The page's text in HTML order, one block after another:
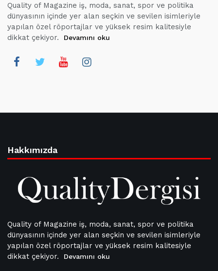
Quality of Magazine iş, moda, sanat, spor ve politika
dünyasının içinde yer alan seçkin ve sevilen isimleriyle
yapılan özel röportajlar ve yüksek resim kalitesiyle
dikkat çekiyor.
Devamını oku
Hakkımızda
Quality of Magazine iş, moda, sanat, spor ve politika
dünyasının içinde yer alan seçkin ve sevilen isimleriyle
yapılan özel röportajlar ve yüksek resim kalitesiyle
dikkat çekiyor.
Devamını oku